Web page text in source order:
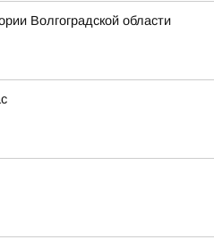
Волгоградской области